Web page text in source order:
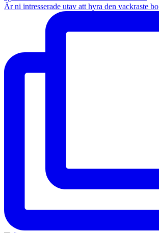
Är ni intresserade utav att hyra den vackraste bo